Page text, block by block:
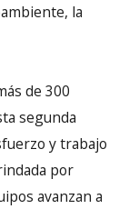
la
de 300
segunda
y trabajo
por
avanzan a